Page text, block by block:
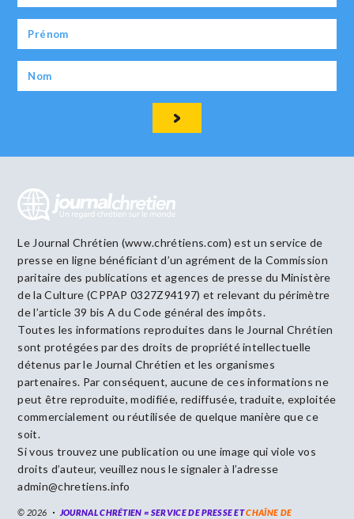
Le Journal Chrétien (www.chrétiens.com) est un service de
presse en ligne bénéficiant d’un agrément de la Commission
paritaire des publications et agences de presse du Ministère
de la Culture (CPPAP 0327Z94197) et relevant du périmètre
de l’article 39 bis A du Code général des impôts.
Toutes les informations reproduites dans le Journal Chrétien
sont protégées par des droits de propriété intellectuelle
détenus par le Journal Chrétien et les organismes
partenaires. Par conséquent, aucune de ces informations ne
peut être reproduite, modifiée, rediffusée, traduite, exploitée
commercialement ou réutilisée de quelque manière que ce
soit.
Si vous trouvez une publication ou une image qui viole vos
droits d’auteur, veuillez nous le signaler à l’adresse
admin@chretiens.info
© 2026 JOURNAL CHRÉTIEN = SERVICE DE PRESSE ETCHAÎNE DE